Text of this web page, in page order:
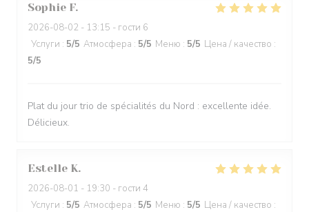
Sophie F
2026-08-02 - 13:15 - гости 6
Услуги : 5/5 Атмосфера : 5/5 Меню : 5/5 Цена / качество :
5/5
Plat du jour trio de spécialités du Nord : excellente idée.
Délicieux.
Estelle K
2026-08-01 - 19:30 - гости 4
Услуги : 5/5 Атмосфера : 5/5 Меню : 5/5 Цена / качество :